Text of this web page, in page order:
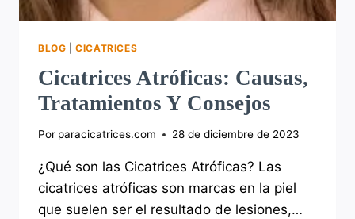
BLOG |CICATRICES
Cicatrices Atróficas: Causas,
Tratamientos Y Consejos
Por paracicatrices.com 28 de diciembre de 2023
¿Qué son las Cicatrices Atróficas? Las
cicatrices atróficas son marcas en la piel
que suelen ser el resultado de lesiones,…